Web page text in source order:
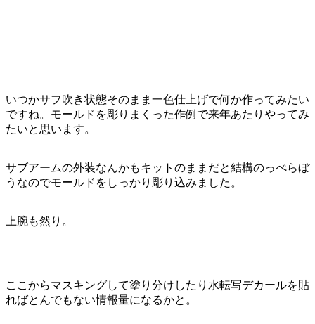
いつかサフ吹き状態そのまま一色仕上げで何か作ってみたい
ですね。モールドを彫りまくった作例で来年あたりやってみ
たいと思います。
サブアームの外装なんかもキットのままだと結構のっぺらぼ
うなのでモールドをしっかり彫り込みました。
上腕も然り。
ここからマスキングして塗り分けしたり水転写デカールを貼
ればとんでもない情報量になるかと。